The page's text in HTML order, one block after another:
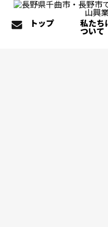
トップ 私たち
ついて